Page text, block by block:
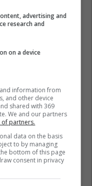
advertising and
research and
on a device
information from
and other device
shared with 369
We and our partners
of partners.
data on the basis
to by managing
bottom of this page
consent in privacy